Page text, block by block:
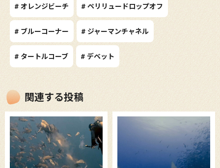
# オレンジビーチ # ペリリュードロップオフ
# ブルーコーナー # ジャーマンチャネル
# タートルコーブ # デベット
関連する投稿